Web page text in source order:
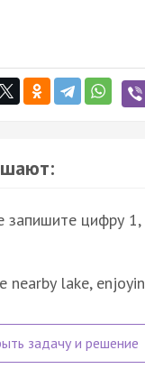
запишите цифру
nearby lake,